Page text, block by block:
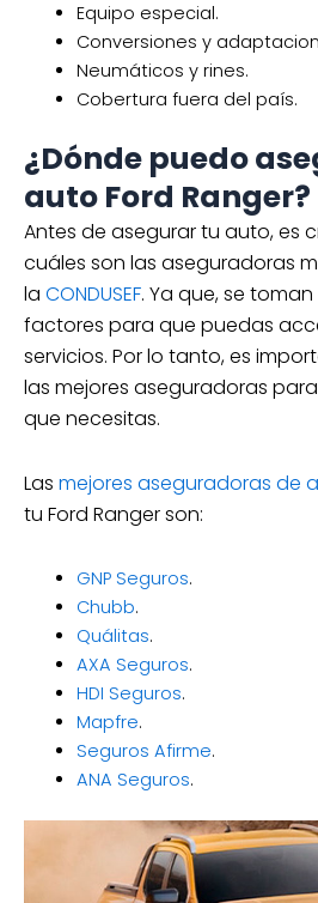
Equipo especial.
Conversiones y
Neumáticos y rines.
Cobertura fuera del país.
¿Dónde puedo
auto Ford Ranger?
Antes de asegurar tu auto, es
cuáles son las aseguradoras
la CONDUSEF. Ya que, se
factores para que puedas
servicios. Por lo tanto, es
las mejores aseguradoras
que necesitas.
Las mejores aseguradoras de
tu Ford Ranger son:
GNP Seguros.
Chubb.
Quálitas.
AXA Seguros.
HDI Seguros.
Mapfre.
Seguros Afirme.
ANA Seguros.